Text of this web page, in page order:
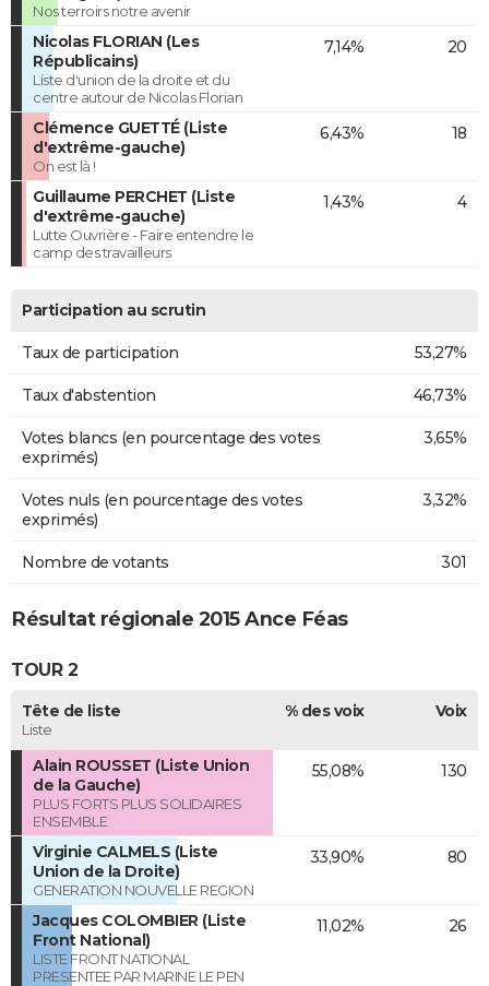
Nos terroirs notre avenir
Nicolas FLORIAN (Les
Républicains)
Liste d'union de la droite et du
centre autour de Nicolas Florian
7,14% 20
Clémence GUETTÉ (Liste
d'extrême-gauche)
On est là !
6,43% 18
Guillaume PERCHET (Liste
d'extrême-gauche)
Lutte Ouvrière - Faire entendre le
camp des travailleurs
1,43% 4
Participation au scrutin
Taux de participation 53,27%
Taux d'abstention 46,73%
Votes blancs (en pourcentage des votes
exprimés)
3,65%
Votes nuls (en pourcentage des votes
exprimés)
3,32%
Nombre de votants 301
Résultat régionale 2015 Ance Féas
TOUR 2
Tête de liste
Liste
% des voix Voix
Alain ROUSSET (Liste Union
de la Gauche)
PLUS FORTS PLUS SOLIDAIRES
ENSEMBLE
55,08% 130
Virginie CALMELS (Liste
Union de la Droite)
GENERATION NOUVELLE REGION
33,90% 80
Jacques COLOMBIER (Liste
Front National)
LISTE FRONT NATIONAL
PRESENTEE PAR MARINE LE PEN
11,02% 26